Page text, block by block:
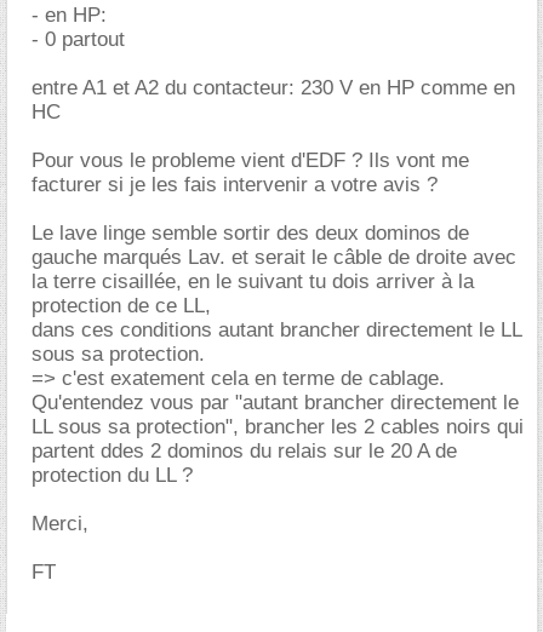
- en HP:
- 0 partout
entre A1 et A2 du contacteur: 230 V en HP comme en
HC
Pour vous le probleme vient d'EDF ? Ils vont me
facturer si je les fais intervenir a votre avis ?
Le lave linge semble sortir des deux dominos de
gauche marqués Lav. et serait le câble de droite avec
la terre cisaillée, en le suivant tu dois arriver à la
protection de ce LL,
dans ces conditions autant brancher directement le LL
sous sa protection.
=> c'est exatement cela en terme de cablage.
Qu'entendez vous par "autant brancher directement le
LL sous sa protection", brancher les 2 cables noirs qui
partent ddes 2 dominos du relais sur le 20 A de
protection du LL ?
Merci,
FT